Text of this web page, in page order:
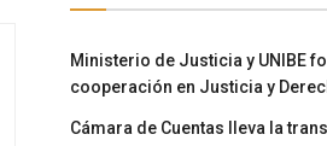
Ministerio de Justicia y UNIBE
cooperación en Justicia y
Cámara de Cuentas lleva la